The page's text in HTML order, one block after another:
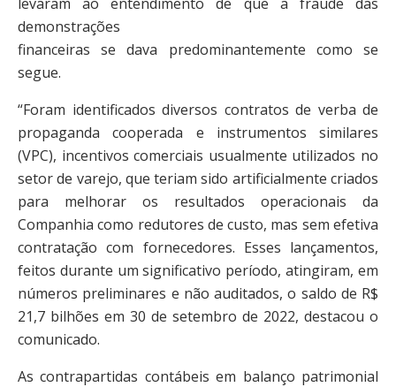
demonstrações
financeiras se dava predominantemente como se
segue.
“Foram identificados diversos contratos de verba de
propaganda cooperada e instrumentos similares
(VPC), incentivos comerciais usualmente utilizados no
setor de varejo, que teriam sido artificialmente criados
para melhorar os resultados operacionais da
Companhia como redutores de custo, mas sem efetiva
contratação com fornecedores. Esses lançamentos,
feitos durante um significativo período, atingiram, em
números preliminares e não auditados, o saldo de R$
21,7 bilhões em 30 de setembro de 2022, destacou o
comunicado.
As contrapartidas contábeis em balanço patrimonial